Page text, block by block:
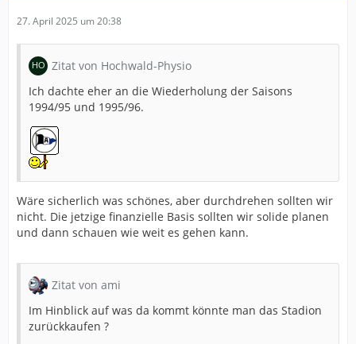
27. April 2025 um 20:38
Zitat von Hochwald-Physio
Ich dachte eher an die Wiederholung der Saisons
1994/95 und 1995/96.
Wäre sicherlich was schönes, aber durchdrehen sollten wir
nicht. Die jetzige finanzielle Basis sollten wir solide planen
und dann schauen wie weit es gehen kann.
Zitat von ami
Im Hinblick auf was da kommt könnte man das Stadion
zurückkaufen ?